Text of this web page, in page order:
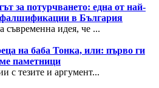
за потурчването: една от най-
фалшификации в България
съвременна идея, че ...
на баба Тонка, или: първо ги
паметници
с тезите и аргумент...